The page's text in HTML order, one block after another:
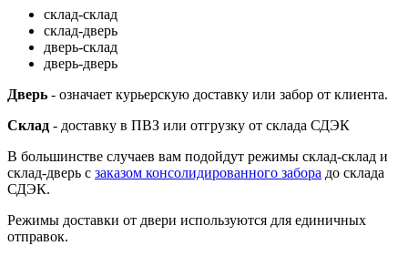
склад-склад
склад-дверь
дверь-склад
дверь-дверь
Дверь - означает курьерскую доставку или забор от клиента.
Склад - доставку в ПВЗ или отгрузку от склада СДЭК
В большинстве случаев вам подойдут режимы склад-склад и
склад-дверь с заказом консолидированного забора до склада
СДЭК.
Режимы доставки от двери используются для единичных
отправок.